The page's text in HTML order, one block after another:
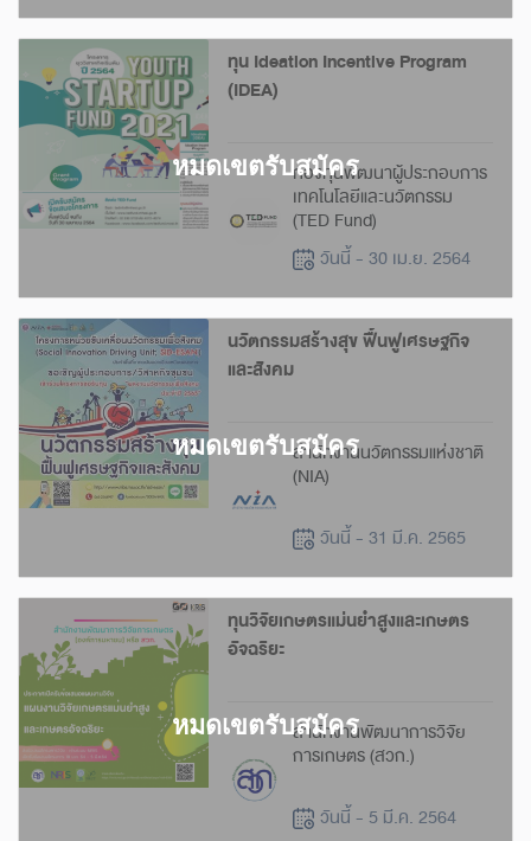
ทุน Ideation Incentive Program
(IDEA)
กองทุนพัฒนาผู้ประกอบการ
เทคโนโลยีและนวัตกรรม
(TED Fund)
วันนี้ - 30 เม.ย. 2564
นวัตกรรมสร้างสุข ฟื้นฟูเศรษฐกิจ
และสังคม
สำนักงานนวัตกรรมแห่งชาติ
(NIA)
วันนี้ - 31 มี.ค. 2565
ทุนวิจัยเกษตรแม่นยำสูงและเกษตร
อัจฉริยะ
สำนักงานพัฒนาการวิจัย
การเกษตร (สวก.)
วันนี้ - 5 มี.ค. 2564